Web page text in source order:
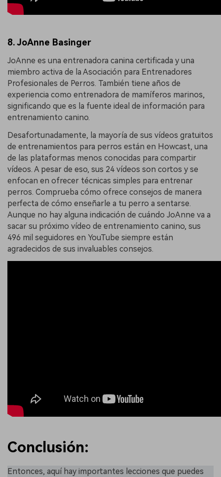
8. JoAnne Basinger
JoAnne es una entrenadora canina certificada y una
miembro activa de la Asociación para Entrenadores
Profesionales de Perros. También tiene años de
experiencia como entrenadora de mamíferos marinos,
significando que es la fuente ideal de información para
entrenamiento canino.
Desafortunadamente, la mayoría de sus vídeos gratuitos
de entrenamientos para perros están en Howcast, una
de las plataformas menos conocidas para compartir
vídeos. A pesar de eso, sus 24 vídeos son cortos y se
enfocan en ofrecer técnicas simples para entrenar
perros. Comprueba cómo ofrece consejos de manera
perfecta de cómo enseñarle a tu perro a sentarse.
Aunque no hay alguna indicación de cuándo JoAnne va a
sacar su próximo vídeo de entrenamiento canino, sus
496 mil seguidores en YouTube siempre están
agradecidos de sus invaluables consejos.
Conclusión:
Entonces, aquí hay importantes lecciones que puedes